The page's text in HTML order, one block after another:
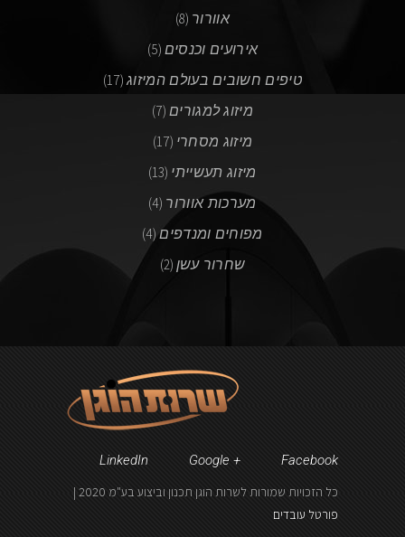
אוורור (8)
אירועים וכנסים (5)
טיפים חשובים בעולם המיזוג (17)
מיזוג למגורים (7)
מיזוג מסחרי (17)
מיזוג תעשייתי (13)
מערכות אוורור (4)
מפוחים ומנדפים(4)
שחרור עשן (2)
LinkedIn Google +
Facebook
כל הזכויות שמורות לשרות הוגן תכנון וביצוע בע"מ 2020 |
פורטל עובדים